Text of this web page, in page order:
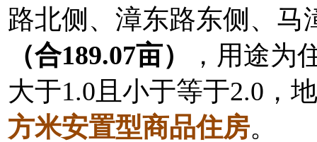
路北侧、漳东路东侧、马
（合189.07亩）
，用途为
大于1.0且小于等于2.0，
方米安置型商品住房。